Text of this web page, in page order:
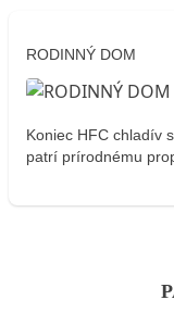
RODINNÝ DOM
Koniec HFC chladív
patrí prírodnému